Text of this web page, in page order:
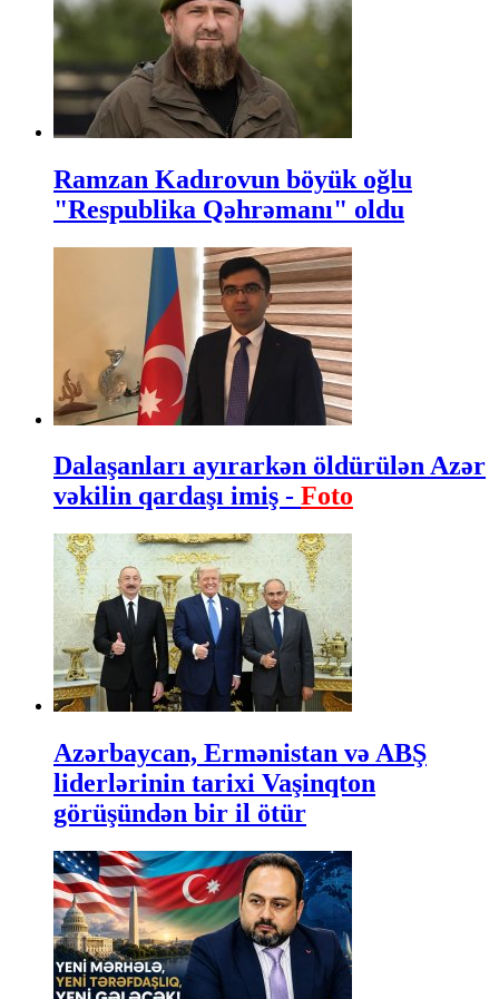
Ramzan Kadırovun böyük oğlu
"Respublika Qəhrəmanı" oldu
Dalaşanları ayırarkən öldürülən Azər
vəkilin qardaşı imiş - Foto
Azərbaycan, Ermənistan və ABŞ
liderlərinin tarixi Vaşinqton
görüşündən bir il ötür